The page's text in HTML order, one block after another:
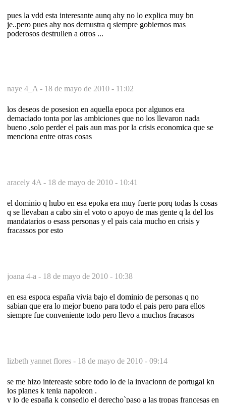
pues la vdd esta interesante aunq ahy no lo explica muy bn
je..pero pues ahy nos demustra q siempre gobiernos mas
poderosos destrullen a otros ...
naye 4_A - 18 de mayo de 2010 - 11:02
los deseos de posesion en aquella epoca por algunos era
demaciado tonta por las ambiciones que no los llevaron nada
bueno ,solo perder el pais aun mas por la crisis economica que se
menciona entre otras cosas
aracely 4A - 18 de mayo de 2010 - 10:41
el dominio q hubo en esa epoka era muy fuerte porq todas ls cosas
q se llevaban a cabo sin el voto o apoyo de mas gente q la del los
mandatarios o esass personas y el pais caia mucho en crisis y
fracassos por esto
joana 4-a - 18 de mayo de 2010 - 10:38
en esa espoca españa vivia bajo el dominio de personas q no
sabian que era lo mejor bueno para todo el pais pero para ellos
siempre fue conveniente todo pero llevo a muchos fracasos
lizbeth yannet flores - 18 de mayo de 2010 - 09:14
se me hizo intereaste sobre todo lo de la invacionn de portugal kn
los planes k tenia napoleon .
y lo de españa k consedio el derecho`paso a las tropas francesas en